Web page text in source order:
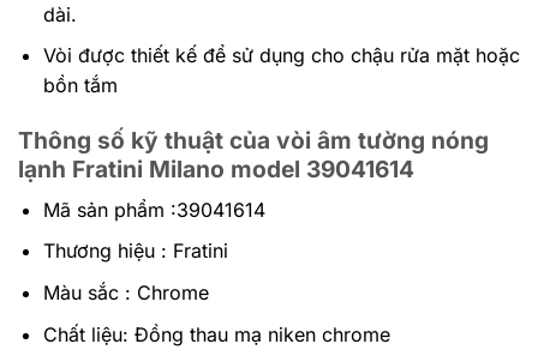
dài.
Vòi được thiết kế để sử dụng cho chậu rửa mặt hoặc
bồn tắm
Thông số kỹ thuật của vòi âm tường nóng
lạnh Fratini Milano model 39041614
Mã sản phẩm :39041614
Thương hiệu : Fratini
Màu sắc : Chrome
Chất liệu: Đồng thau mạ niken chrome